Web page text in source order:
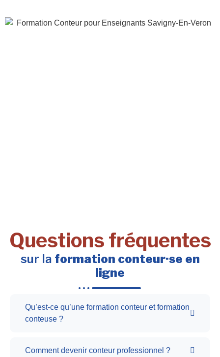
Questions fréquentes
sur la formation conteur·se en
ligne
Qu’est-ce qu’une formation conteur et formation
conteuse ?
Comment devenir conteur professionnel ?